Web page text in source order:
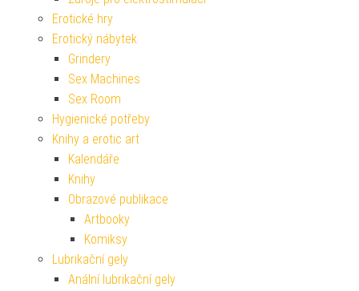
Erotické hry
Erotický nábytek
Grindery
Sex Machines
Sex Room
Hygienické potřeby
Knihy a erotic art
Kalendáře
Knihy
Obrazové publikace
Artbooky
Komiksy
Lubrikační gely
Anální lubrikační gely